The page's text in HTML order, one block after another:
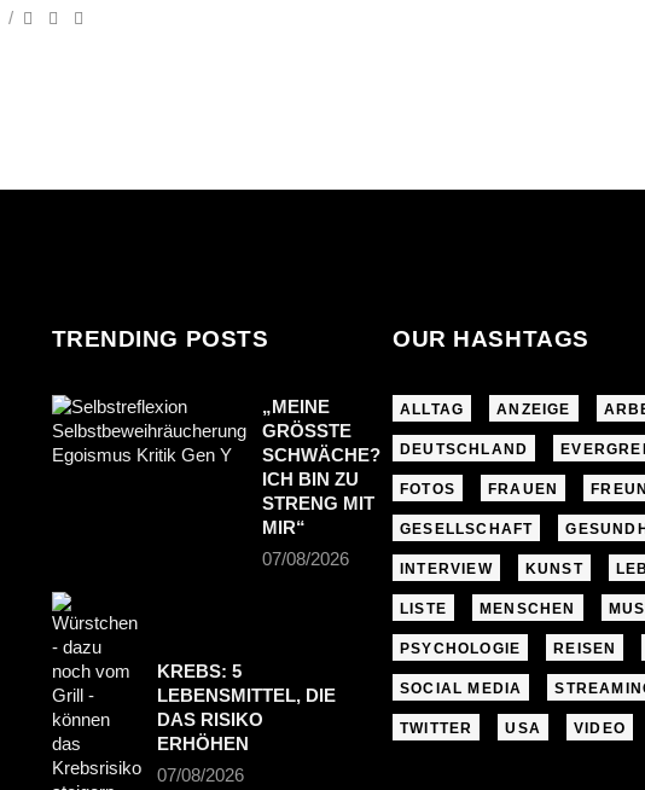
TRENDING POSTS
„MEINE
GRÖSSTE S
CHWÄCHE? I
CH BIN ZU S
TRENG MIT M
IR“
07/08/2026
KREBS: 5
LEBENSMITTEL, DIE
DAS RISIKO
ERHÖHEN
07/08/2026
OUR HASHTAGS
ALLTAG ANZEIGE
DEUTSCHLAND
FOTOS FRAUEN
GESELLSCHAFT
INTERVIEW KUNST
LISTE MENSCHEN
PSYCHOLOGIE REISEN
SOCIAL MEDIA
TWITTER USA VIDEO